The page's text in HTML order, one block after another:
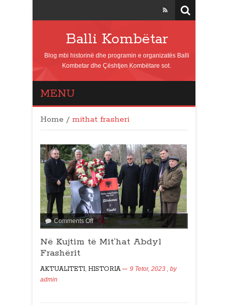
Balli Kombëtar
Blog mbi historinë dhe programin e organizatës Balli
Kombetar dhe Çështjen Kombëtare sot.
MENU
Home / mithat frasheri
Comments Off
Në Kujtim të Mit’hat Abdyl
Frashërit
AKTUALITETI, HISTORIA 9 Tetor, 2023 , by
admin